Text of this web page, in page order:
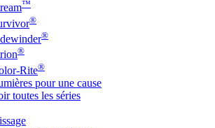
™
®
®
®
Rite®
pour une cause
toutes les séries